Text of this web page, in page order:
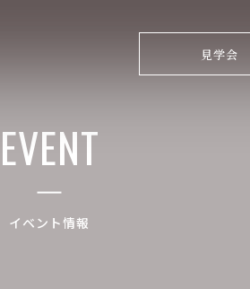
見学会
EVENT
イベント情報